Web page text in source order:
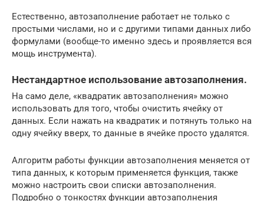
Естественно, автозаполнение работает не только с
простыми числами, но и с другими типами данных либо
формулами (вообще-то именно здесь и проявляется вся
мощь инструмента).
Нестандартное использование автозаполнения.
На само деле, «квадратик автозаполнения» можно
использовать для того, чтобы очистить ячейку от
данных. Если нажать на квадратик и потянуть только на
одну ячейку вверх, то данные в ячейке просто удалятся.
Алгоритм работы функции автозаполнения меняется от
типа данных, к которым применяется функция, также
можно настроить свои списки автозаполнения.
Подробно о тонкостях функции автозаполнения